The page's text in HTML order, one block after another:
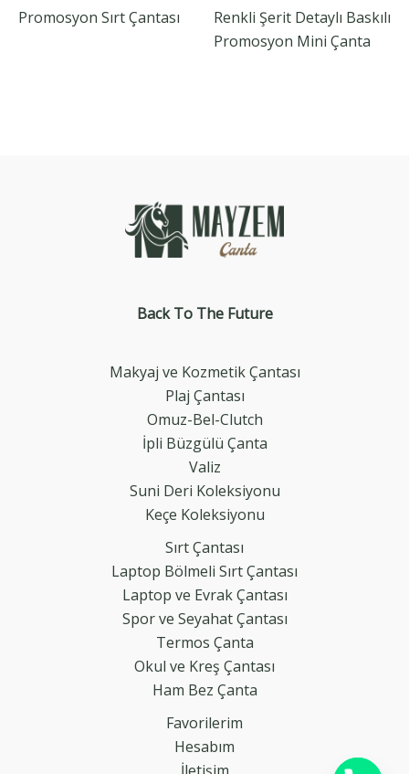
Promosyon Sırt Çantası
Renkli Şerit Detaylı Baskılı
Promosyon Mini Çanta
Back To The Future
Makyaj ve Kozmetik Çantası
Plaj Çantası
Omuz-Bel-Clutch
İpli Büzgülü Çanta
Valiz
Suni Deri Koleksiyonu
Keçe Koleksiyonu
Sırt Çantası
Laptop Bölmeli Sırt Çantası
Laptop ve Evrak Çantası
Spor ve Seyahat Çantası
Termos Çanta
Okul ve Kreş Çantası
Ham Bez Çanta
Favorilerim
Hesabım